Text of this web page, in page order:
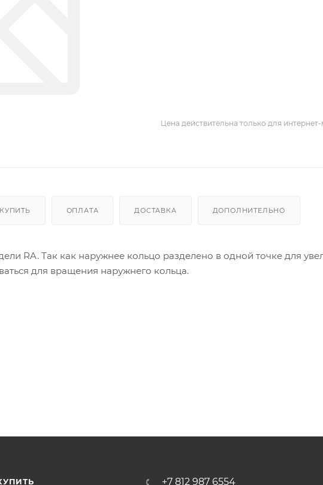
Цена действительна только для
ОПЛАТА ДОСТАВКА ДОПОЛНИТЕЛЬНО
RA. Так как наружнее кольцо разделено в одной точке для
для вращения наружнего кольца.
+7 812 987 6554